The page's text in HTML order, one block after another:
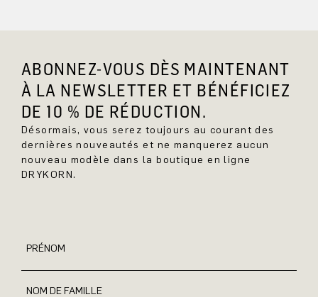
ABONNEZ-VOUS DÈS MAINTENANT
À LA NEWSLETTER ET BÉNÉFICIEZ
DE 10 % DE RÉDUCTION.
Désormais, vous serez toujours au courant des
dernières nouveautés et ne manquerez aucun
nouveau modèle dans la boutique en ligne
DRYKORN.
PRÉNOM
NOM DE FAMILLE